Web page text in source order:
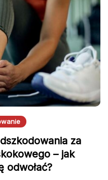
za
– jak
odwołać?